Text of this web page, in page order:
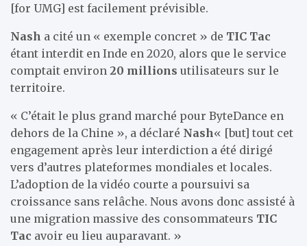
[for UMG] est facilement prévisible.
Nash a cité un « exemple concret » de TIC Tac
étant interdit en Inde en 2020, alors que le service
comptait environ 20 millions utilisateurs sur le
territoire.
« C’était le plus grand marché pour ByteDance en
dehors de la Chine », a déclaré Nash« [but] tout cet
engagement après leur interdiction a été dirigé
vers d’autres plateformes mondiales et locales.
L’adoption de la vidéo courte a poursuivi sa
croissance sans relâche. Nous avons donc assisté à
une migration massive des consommateurs TIC
Tac avoir eu lieu auparavant. »